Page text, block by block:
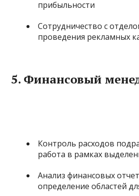
прибыльности
Сотрудничество с
проведения рекламных
5. Финансовый
Контроль расходов
работа в рамках
Анализ финансовых
определение областей